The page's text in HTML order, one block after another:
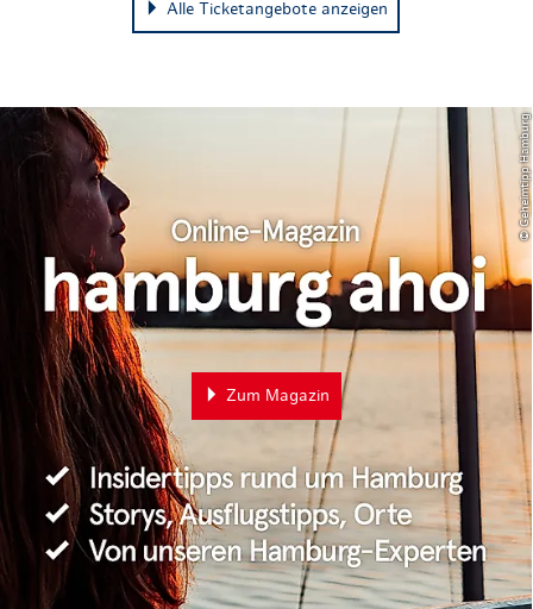
Alle Ticketangebote anzeigen
© Geheimtipp Hamburg
Zum Magazin